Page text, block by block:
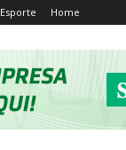
Esporte Home